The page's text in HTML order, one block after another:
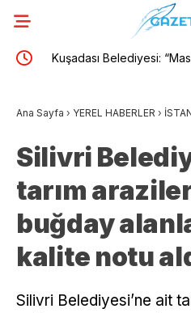
Kuşadası Belediyesi:
Ana Sayfa › YEREL HABERLER ›
Silivri
tarım
buğday
kalite notu
Silivri Belediyesi’ne ait